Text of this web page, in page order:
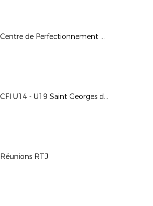
Centre de Perfectionnement Gardien de But
CFI U14 - U19 Saint Georges des Coteaux et Aunis Avenir
Réunions RTJ